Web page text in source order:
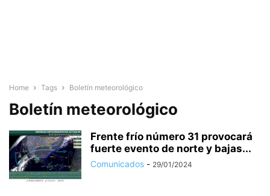
Home Tags Boletín meteorológico
Boletín meteorológico
Frente frío número 31 provocará
fuerte evento de norte y bajas...
Comunicados - 29/01/2024